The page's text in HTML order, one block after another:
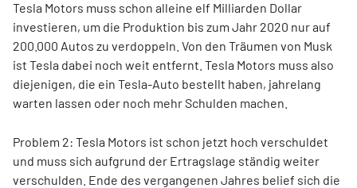
Tesla Motors muss schon alleine elf Milliarden Dollar
investieren, um die Produktion bis zum Jahr 2020 nur auf
200.000 Autos zu verdoppeln. Von den Träumen von Musk
ist Tesla dabei noch weit entfernt. Tesla Motors muss also
diejenigen, die ein Tesla-Auto bestellt haben, jahrelang
warten lassen oder noch mehr Schulden machen.
Problem 2: Tesla Motors ist schon jetzt hoch verschuldet
und muss sich aufgrund der Ertragslage ständig weiter
verschulden. Ende des vergangenen Jahres belief sich die